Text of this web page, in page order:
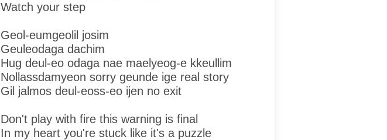
Watch your step
Geol-eumgeolil josim
Geuleodaga dachim
Hug deul-eo odaga nae maelyeog-e kkeullim
Nollassdamyeon sorry geunde ige real story
Gil jalmos deul-eoss-eo ijen no exit
Don't play with fire this warning is final
In my heart you're stuck like it's a puzzle